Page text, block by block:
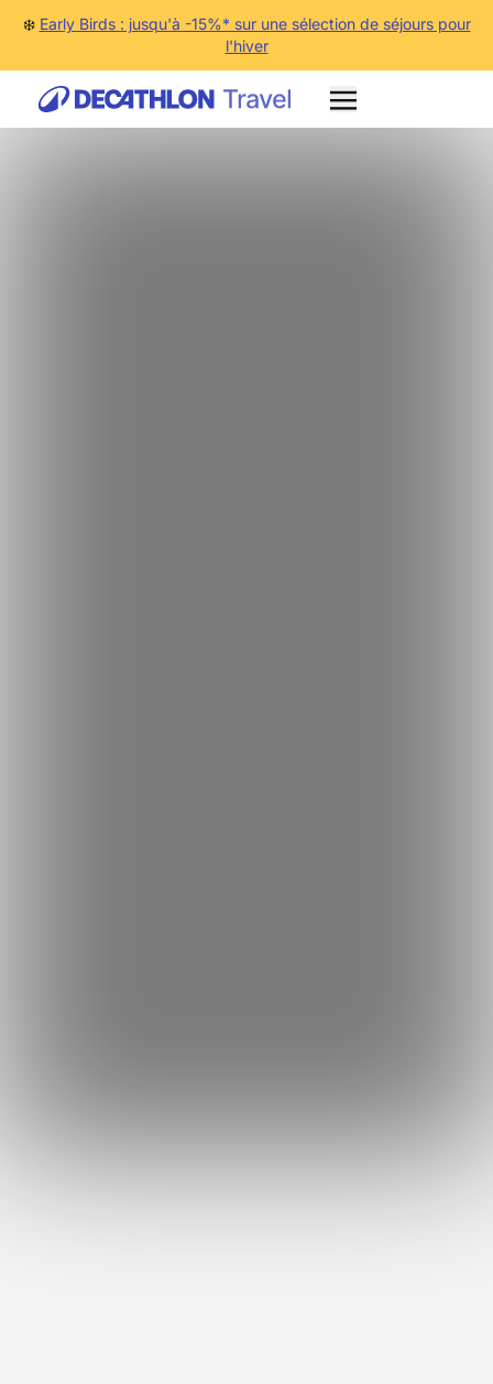
❄️ Early Birds : jusqu'à -15%* sur une sélection de séjours pour
l'hiver